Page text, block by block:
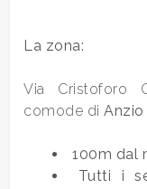
La zona:
Via Cristoforo
comode diAnzio
100m dal
Tutti i
5+
Camere